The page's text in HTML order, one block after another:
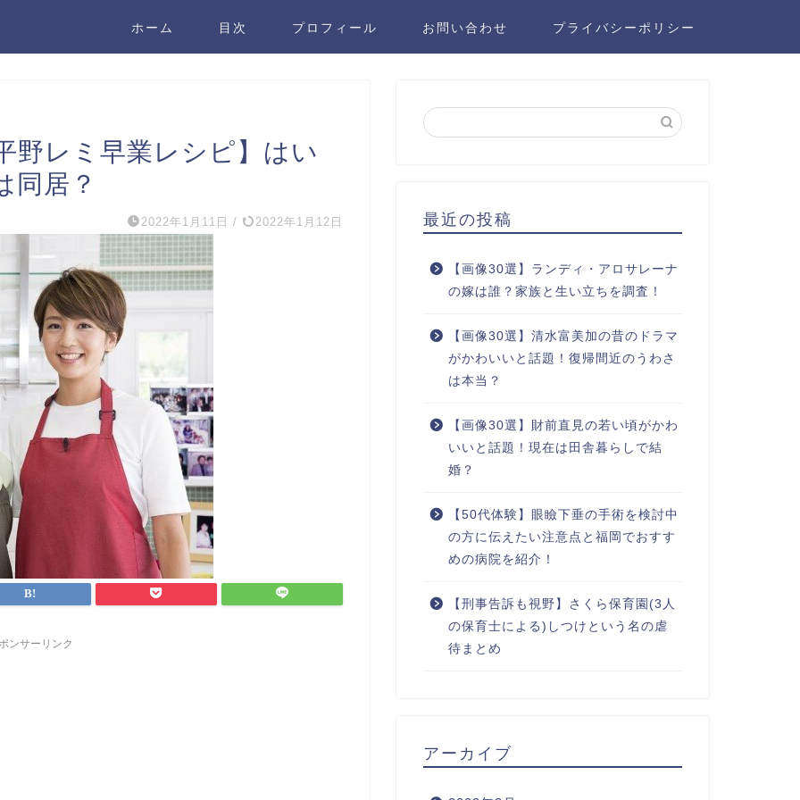
ホーム 目次 プロフィール お問い合わせ プライバシーポリシー
野レミ早業レシピ】はい
同居？
2022年1月11日 / 2022年1月12日
ンサーリンク
最近の投稿
【画像30選】ランディ・アロサレーナ
の嫁は誰？家族と生い立ちを調査！
【画像30選】清水富美加の昔のドラマ
がかわいいと話題！復帰間近のうわさ
は本当？
【画像30選】財前直見の若い頃がかわ
いいと話題！現在は田舎暮らしで結
婚？
【50代体験】眼瞼下垂の手術を検討中
の方に伝えたい注意点と福岡でおすす
めの病院を紹介！
【刑事告訴も視野】さくら保育園(3人
の保育士による)しつけという名の虐
待まとめ
アーカイブ